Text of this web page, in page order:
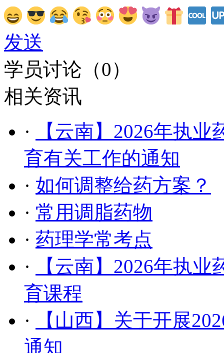
发送
学员讨论（0）
相关资讯
·
【云南】2026年执
育有关工作的通知
· 如何调整给药方案？
· 常用调脂药物
· 药理学常考点
·
【云南】2026年执
育课程
·
【山西】关于开展
通知